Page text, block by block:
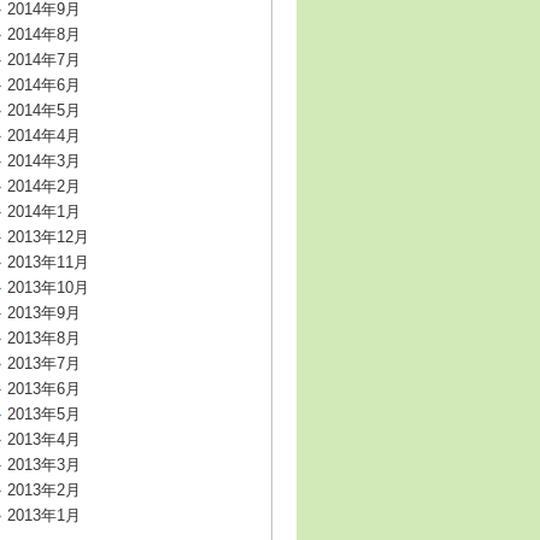
2014年9月
2014年8月
2014年7月
2014年6月
2014年5月
2014年4月
2014年3月
2014年2月
2014年1月
2013年12月
2013年11月
2013年10月
2013年9月
2013年8月
2013年7月
2013年6月
2013年5月
2013年4月
2013年3月
2013年2月
2013年1月